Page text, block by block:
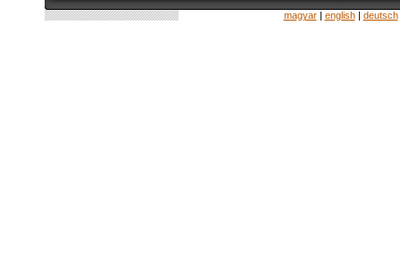
magyar| english| deutsch